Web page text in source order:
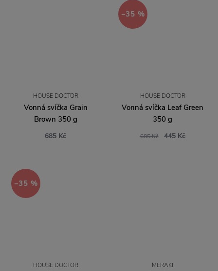
HOUSE DOCTOR
Vonná svíčka Grain
Brown 350 g
685 Kč
−35 %
HOUSE DOCTOR
Vonná svíčka Leaf Green
350 g
685 Kč 445 Kč
−35 %
HOUSE DOCTOR MERAKI